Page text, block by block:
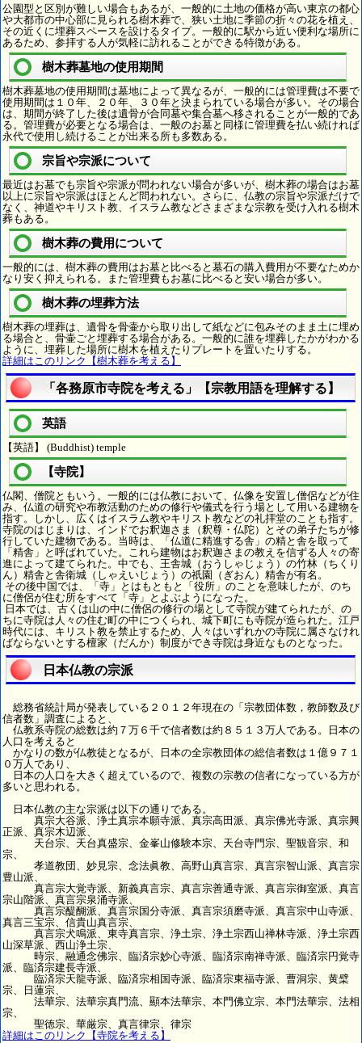
公園型と区別が難しい場合もあるが、一般的に土地の価格が高い東京の都心
や大都市の中心部に見られる樹木葬で、狭い土地に季節の折々の花を植え、
その近くに埋葬スペースを設けるタイプ。一般的に駅から近い便利な場所に
あるため、参拝する人が気軽に訪れることができる特徴がある。
樹木葬墓地の使用期間
樹木葬墓地の使用期間は墓地によって異なるが、一般的には管理費は不要で
使用期間は１０年、２０年、３０年と決まられている場合が多い。その場合
は、期間が終了した後は遺骨が合同墓や集合墓へ移されることが一般的であ
る。管理費が必要となる場合は、一般のお墓と同様に管理費を払い続ければ
永代で使用し続けることが出来る所も多数ある。
宗旨や宗派について
最近はお墓でも宗旨や宗派が問われない場合が多いが、樹木葬の場合はお墓
以上に宗旨や宗派はほとんど問われない。さらに、仏教の宗旨や宗派だけで
なく、神道やキリスト教、イスラム教などさまざまな宗教を受け入れる樹木
葬もある。
樹木葬の費用について
一般的には、樹木葬の費用はお墓と比べると墓石の購入費用が不要なためか
なり安く抑えられる。また管理費もお墓に比べると安い場合が多い。
樹木葬の埋葬方法
樹木葬の埋葬は、遺骨を骨壷から取り出して紙などに包みそのまま土に埋め
る場合と、骨壷ごと埋葬する場合がある。一般的に誰を埋葬したかがわかる
ように、埋葬した場所に樹木を植えたりプレートを置いたりする。
詳細はこのリンク【樹木葬を考える】
「各務原市寺院を考える」【宗教用語を理解する】
英語
【英語】 (Buddhist) temple
【寺院】
仏閣、僧院ともいう。一般的には仏教において、仏像を安置し僧侶などが住
み、仏道の研究や布教活動のための修行や儀式を行う場として用いる建物を
指す。しかし、広くはイスラム教やキリスト教などの礼拝堂のことも指す。
寺院のはじまりは、インドでお釈迦さま（釈尊・仏陀）とその弟子たちが修
行していた建物である。当時は、「仏道に精進する舎」の精と舎を取って
「精舎」と呼ばれていた。これら建物はお釈迦さまの教えを信ずる人々の寄
進によって建てられた。中でも、王舎城（おうしゃじょう）の竹林（ちくり
ん）精舎と舎衛城（しゃえいじょう）の祇園（ぎおん）精舎が有名。
その後中国では、「寺」とはもともと「役所」のことを意味したが、のち
に僧侶が住む所をすべて「寺」とよぶようになった。
日本では、古くは山の中に僧侶の修行の場として寺院が建てられたが、の
ちに寺院は人々の住む町の中につくられ、城下町にも寺院が造られた。江戸
時代には、キリスト教を禁止するため、人々はいずれかの寺院に属さなけれ
ばならないとする檀家（だんか）制度ができ寺院は身近なものとなった。
日本仏教の宗派
総務省統計局が発表している２０１２年現在の「宗教団体数，教師数及び
信者数」調査によると、
仏教系寺院の総数は約７万６千で信者数は約８５１３万人である。日本の
人口を考えると
かなりの数が仏教徒となるが、日本の全宗教団体の総信者数は１億９７１
０万人であり、
日本の人口を大きく超えているので、複数の宗教の信者になっている方が
多いと思われる。
日本仏教の主な宗派は以下の通りである。
真宗大谷派、浄土真宗本願寺派、真宗高田派、真宗佛光寺派、真宗興
正派、真宗木辺派、
天台宗、天台真盛宗、金峯山修験本宗、天台寺門宗、聖観音宗、和
宗、
孝道教団、妙見宗、念法眞教、高野山真言宗、真言宗智山派、真言宗
豊山派、
真言宗大覚寺派、新義真言宗、真言宗善通寺派、真言宗御室派、真言
宗山階派、真言宗泉涌寺派、
真言宗醍醐派、真言宗国分寺派、真言宗須磨寺派、真言宗中山寺派、
真言三宝宗、信貴山真言宗、
真言宗犬鳴派、東寺真言宗、浄土宗、浄土宗西山禅林寺派、浄土宗西
山深草派、西山浄土宗、
時宗、融通念佛宗、臨済宗妙心寺派、臨済宗南禅寺派、臨済宗円覚寺
派、臨済宗建長寺派、
臨済宗天龍寺派、臨済宗相国寺派、臨済宗東福寺派、曹洞宗、黄檗
宗、日蓮宗、
法華宗、法華宗真門流、顯本法華宗、本門佛立宗、本門法華宗、法相
宗、
聖徳宗、華厳宗、真言律宗、律宗
詳細はこのリンク【寺院を考える】